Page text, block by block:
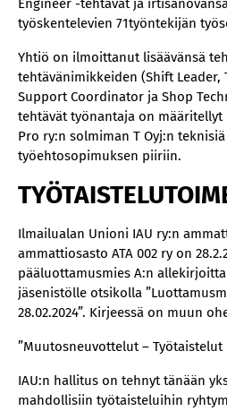
Engineer -tehtävät ja
työskentelevien 71työntekijän
Yhtiö on ilmoittanut lisäävänsä
tehtävänimikkeiden (Shift Leader,
Support Coordinator ja Shop
tehtävät työnantaja on
Pro ry:n solmiman T Oyj:n
työehtosopimuksen piiriin.
Ilmailualan Unioni IAU ry:n
ammattiosasto ATA 002 ry on
pääluottamusmies A:n
jäsenistölle otsikolla
28.02.2024”. Kirjeessä on muun
”Muutosneuvottelut – Työtaistelut
IAU:n hallitus on tehnyt tänään
mahdollisiin työtaisteluihin